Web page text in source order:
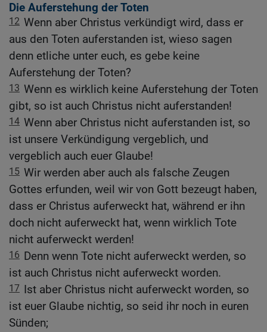
Die Auferstehung der Toten
12 Wenn aber Christus verkündigt wird, dass er
aus den Toten auferstanden ist, wieso sagen
denn etliche unter euch, es gebe keine
Auferstehung der Toten?
13 Wenn es wirklich keine Auferstehung der Toten
gibt, so ist auch Christus nicht auferstanden!
14 Wenn aber Christus nicht auferstanden ist, so
ist unsere Verkündigung vergeblich, und
vergeblich auch euer Glaube!
15 Wir werden aber auch als falsche Zeugen
Gottes erfunden, weil wir von Gott bezeugt haben,
dass er Christus auferweckt hat, während er ihn
doch nicht auferweckt hat, wenn wirklich Tote
nicht auferweckt werden!
16 Denn wenn Tote nicht auferweckt werden, so
ist auch Christus nicht auferweckt worden.
17 Ist aber Christus nicht auferweckt worden, so
ist euer Glaube nichtig, so seid ihr noch in euren
Sünden;